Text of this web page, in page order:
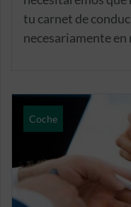
tu carnet de
necesariamente en
Coche